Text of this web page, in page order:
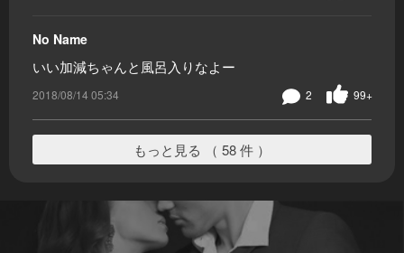
No Name
いい加減ちゃんと風呂入りなよー
2018/08/14 05:34 99+
2
もっと見る （ 58 件 ）